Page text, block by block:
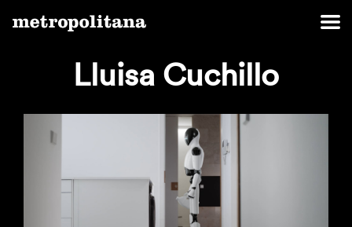
Lluisa Cuchillo